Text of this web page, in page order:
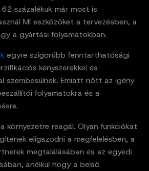
százalékuk már most is
MI eszközöket a tervezésben, a
a gyártási folyamatokban.
egyre szigorúbb fenntarthatósági
kényszerekkel és
szembesülnek. Emiatt nőtt az igény
folyamatokra és a
környezetre reagál. Olyan funkciókat
eligazodni a megfelelésben, a
megtalálásában és az egyedi
anélkül hogy a belső